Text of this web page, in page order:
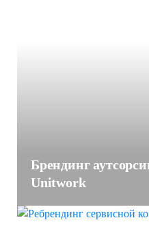
Брендинг
Unitwork